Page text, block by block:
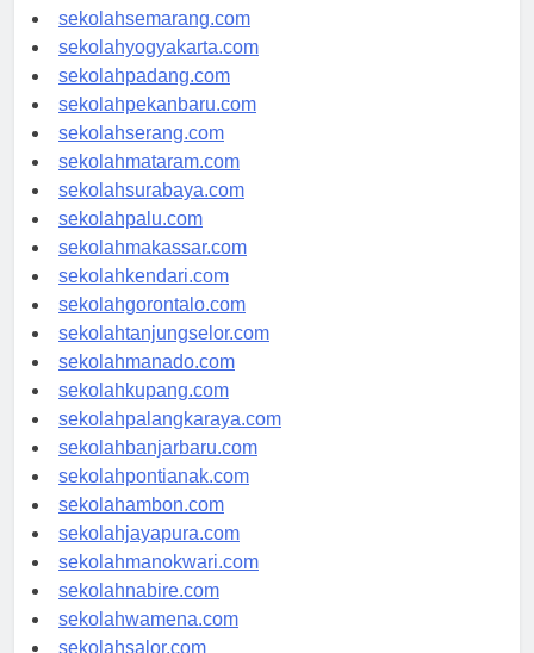
sekolahtanjungpinang.com
sekolahsemarang.com
sekolahyogyakarta.com
sekolahpadang.com
sekolahpekanbaru.com
sekolahserang.com
sekolahmataram.com
sekolahsurabaya.com
sekolahpalu.com
sekolahmakassar.com
sekolahkendari.com
sekolahgorontalo.com
sekolahtanjungselor.com
sekolahmanado.com
sekolahkupang.com
sekolahpalangkaraya.com
sekolahbanjarbaru.com
sekolahpontianak.com
sekolahambon.com
sekolahjayapura.com
sekolahmanokwari.com
sekolahnabire.com
sekolahwamena.com